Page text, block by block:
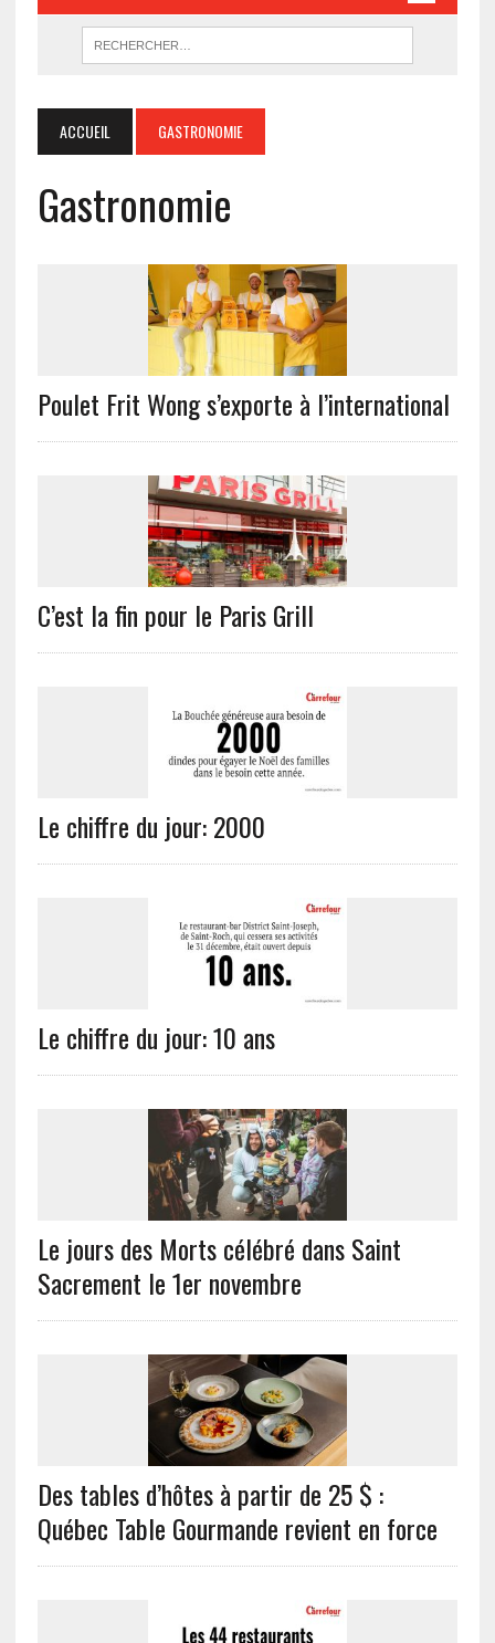
ACCUEIL GASTRONOMIE
Gastronomie
Poulet Frit Wong s’exporte à l’international
C’est la fin pour le Paris Grill
Le chiffre du jour: 2000
Le chiffre du jour: 10 ans
Le jours des Morts célébré dans Saint
Sacrement le 1er novembre
Des tables d’hôtes à partir de 25 $ :
Québec Table Gourmande revient en force